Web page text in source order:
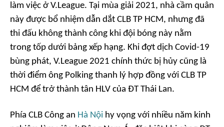
làm việc ở V.League. Tại mùa giải 2021, nhà cầm quân
này được bổ nhiệm dẫn dắt CLB TP HCM, nhưng đã
thi đấu không thành công khi đội bóng này nằm
trong tốp dưới bảng xếp hạng. Khi đợt dịch Covid-19
bùng phát, V.League 2021 chính thức bị hủy cũng là
thời điểm ông Polking thanh lý hợp đồng với CLB TP
HCM để trở thành tân HLV của ĐT Thái Lan.
Phía CLB Công an Hà Nội hy vọng với nhiều năm kinh